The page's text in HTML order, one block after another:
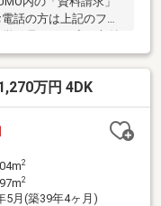
話の方は上記のフリ
・スマートフォンや
す【なんでもご相談
間と費用がかかるの
の？・他にも借入が
気軽にご相談くださ
万円 4DK
2
2
5月(築39年4ヶ月)